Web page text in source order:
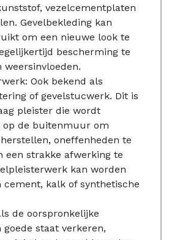
vezelcementplaten
Gevelbekleding kan
om een nieuwe look te
bescherming te
weersinvloeden.
Ook bekend als
of gevelstucwerk. Dit is
pleister die wordt
op de buitenmuur om
oneffenheden te
een strakke afwerking te
kan worden
cement, kalk of synthetische
de oorspronkelijke
goede staat verkeren,